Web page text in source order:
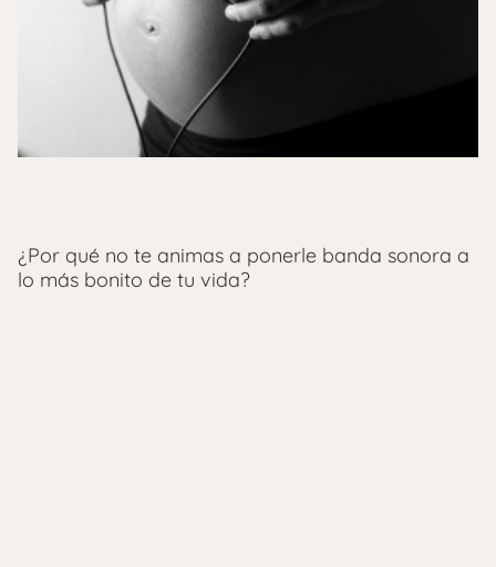
¿Por qué no te animas a ponerle banda sonora a
lo más bonito de tu vida?